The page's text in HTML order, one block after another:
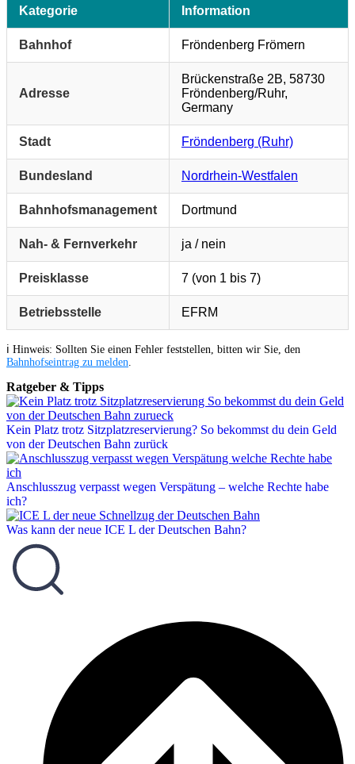
Kategorie Information
Bahnhof Fröndenberg Frömern
Adresse
Brückenstraße 2B, 58730
Fröndenberg/Ruhr,
Germany
Stadt Fröndenberg (Ruhr)
Bundesland Nordrhein-Westfalen
Bahnhofsmanagement Dortmund
Nah- & Fernverkehr ja / nein
Preisklasse 7 (von 1 bis 7)
Betriebsstelle EFRM
ℹ️ Hinweis: Sollten Sie einen Fehler feststellen, bitten wir Sie, den
Bahnhofseintrag zu melden
Ratgeber & Tipps
Kein Platz trotz Sitzplatzreservierung? So bekommst du dein Geld
von der Deutschen Bahn zurück
Anschlusszug verpasst wegen Verspätung – welche Rechte habe
ich?
Was kann der neue ICE L der Deutschen Bahn?